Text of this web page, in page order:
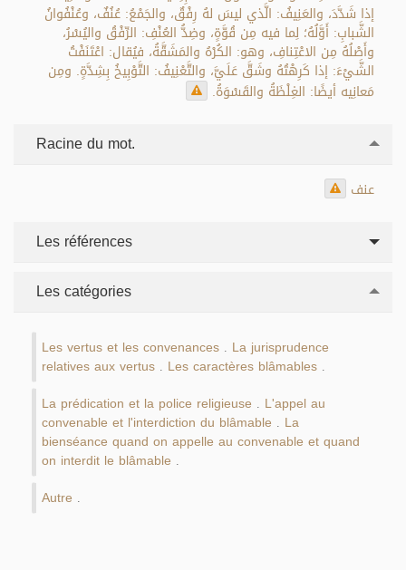
إذا شَدَّدَ، والعَنِيفُ: الَّذي ليسَ لهُ رِفْقٌ، والجَمْعُ: عُنُفٌ، وعُنْفُوانُ
الشَّبابِ: أَوَّلُهُ؛ لِما فيه مِن قُوَّةٍ، وضِدُّ العُنْفِ: الرِّفْقُ واليُسْرُ،
وأَصْلُهُ مِن الاعْتِنافِ، وهو: الكُرْهُ والمَشَقَّةُ، فيُقال: اعْتَنَفْتُ
الشَّيْءَ: إذا كَرِهْتُهُ وشَقَّ عَلَيَّ، والتَّعْنِيفُ: التَّوْبِيخُ بِشِدَّةٍ. ومِن
مَعانِيه أيضًا: الغِلْظَةُ والقَسْوَةُ.
Racine du mot.
عنف
Les références
Les catégories
Les vertus et les convenances La jurisprudence
relatives aux vertus Les caractères blâmables
La prédication et la police religieuse L'appel au
convenable et l'interdiction du blâmable La
bienséance quand on appelle au convenable et quand
on interdit le blâmable
Autre